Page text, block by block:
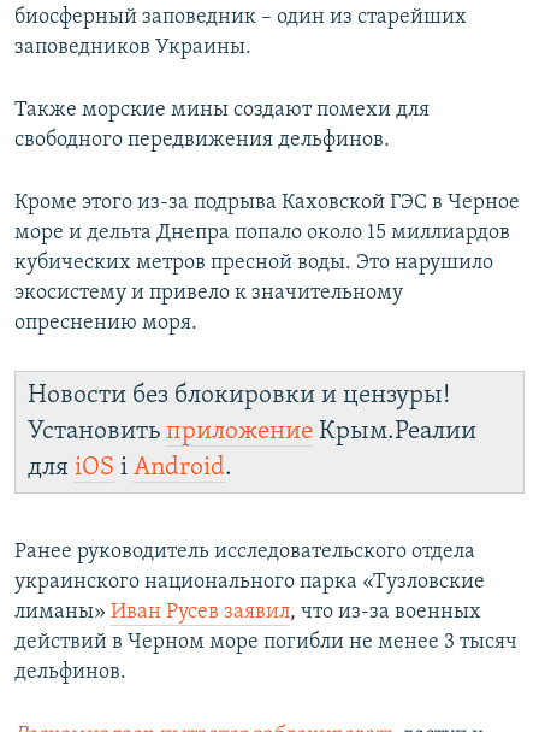
биосферный заповедник – один из старейших
заповедников Украины.
Также морские мины создают помехи для
свободного передвижения дельфинов.
Кроме этого из-за подрыва Каховской ГЭС в Черное
море и дельта Днепра попало около 15 миллиардов
кубических метров пресной воды. Это нарушило
экосистему и привело к значительному
опреснению моря.
Новости без блокировки и цензуры!
Установить приложение Крым.Реалии
для iOS і Android.
Ранее руководитель исследовательского отдела
украинского национального парка «Тузловские
лиманы» Иван Русев заявил, что из-за военных
действий в Черном море погибли не менее 3 тысяч
дельфинов.